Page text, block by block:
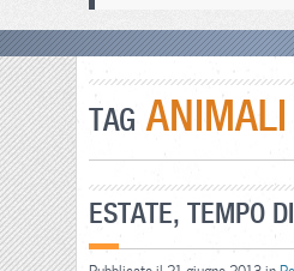
TAG ANIMALI
ESTATE, TEMPO